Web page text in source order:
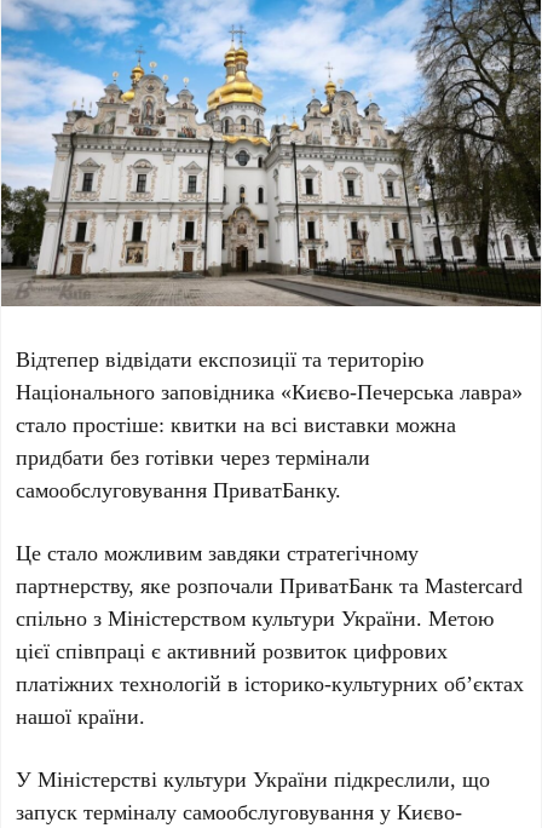
Відтепер відвідати експозиції та територію
Національного заповідника «Києво-Печерська лавра»
стало простіше: квитки на всі виставки можна
придбати без готівки через термінали
самообслуговуванняПриватБанку.
Це стало можливим завдяки стратегічному
партнерству, яке розпочалиПриватБанк таMastercard
спільно зМіністерством культури України. Метою
цієї співпраці є активний розвиток цифрових
платіжних технологій в історико-культурних об’єктах
нашої країни.
УМіністерстві культури України підкреслили, що
запуск терміналу самообслуговування уКиєво-